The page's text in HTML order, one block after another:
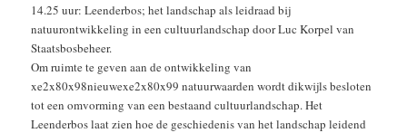
14.25 uur: Leenderbos; het landschap als leidraad bij
natuurontwikkeling in een cultuurlandschap door Luc Korpel van
Staatsbosbeheer.
Om ruimte te geven aan de ontwikkeling van
xe2x80x98nieuwexe2x80x99 natuurwaarden wordt dikwijls besloten
tot een omvorming van een bestaand cultuurlandschap. Het
Leenderbos laat zien hoe de geschiedenis van het landschap leidend